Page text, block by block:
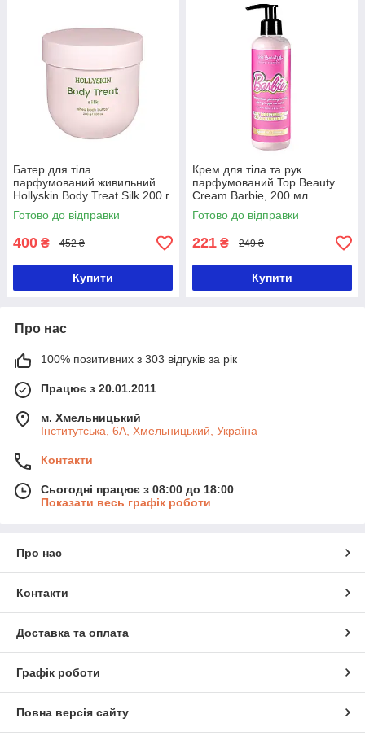
Батер для тіла
парфумований живильний
Hollyskin Body Treat Silk 200 г
Готово до відправки
400 ₴ 452 ₴
Купити
Крем для тіла та рук
парфумований Top Beauty
Cream Barbie, 200 мл
Готово до відправки
221 ₴ 249 ₴
Купити
Про нас
100% позитивних з 303 відгуків за рік
Працює з 20.01.2011
м. Хмельницький
Інститутська, 6А, Хмельницький, Україна
Контакти
Сьогодні працює з 08:00 до 18:00
Показати весь графік роботи
Про нас
Контакти
Доставка та оплата
Графік роботи
Повна версія сайту